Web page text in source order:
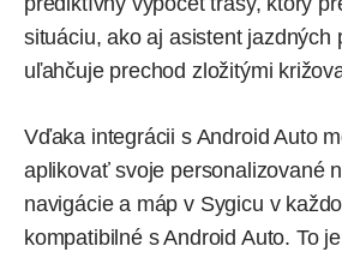
situáciu, ako aj asistent jazdných
uľahčuje prechod zložitými
Vďaka integrácii s Android Auto
aplikovať svoje personalizované
navigácie a máp v Sygicu v
kompatibilné s Android Auto. To